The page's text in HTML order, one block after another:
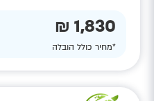
1,830 ₪
*מחיר כולל הובלה